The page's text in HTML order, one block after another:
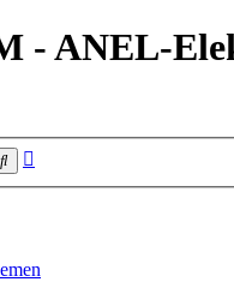
- ANEL-
Suche